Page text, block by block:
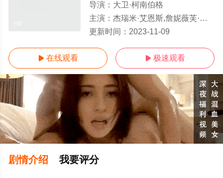
导演： 大卫·柯南伯格
主演： 杰瑞米·艾恩斯,詹妮薇芙·布卓,Heidi,von,Palleske,Barbara,Gordon
更新时间： 2023-11-09
 在线观看  极速观看
剧情介绍 我要评分